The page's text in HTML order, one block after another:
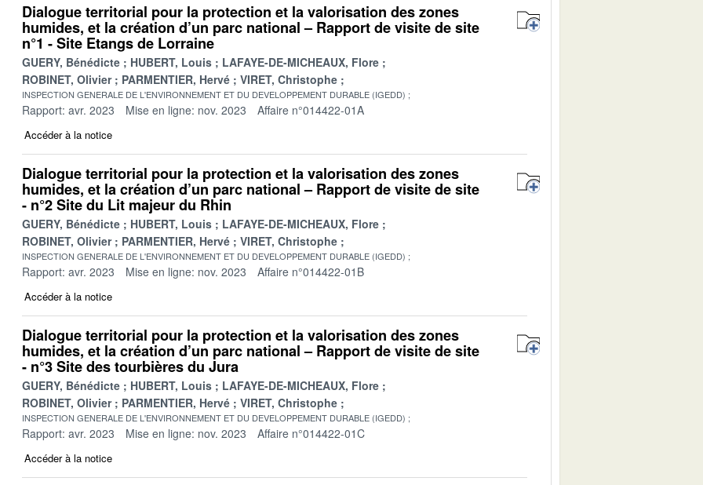
Dialogue territorial pour la protection et la valorisation des zones
humides, et la création d’un parc national – Rapport de visite de site
n°1 - Site Etangs de Lorraine
GUERY, Bénédicte HUBERT, Louis
LAFAYE-DE-MICHEAUX, Flore
ROBINET, Olivier
PARMENTIER, Hervé VIRET, Christophe
INSPECTION GENERALE DE L'ENVIRONNEMENT ET DU DEVELOPPEMENT DURABLE (IGEDD)
Rapport: avr. 2023 Mise en ligne: nov. 2023 Affaire n°014422-01A
Accéder à la notice
Dialogue territorial pour la protection et la valorisation des zones
humides, et la création d’un parc national – Rapport de visite de site
- n°2 Site du Lit majeur du Rhin
GUERY, Bénédicte HUBERT, Louis
LAFAYE-DE-MICHEAUX, Flore
ROBINET, Olivier
PARMENTIER, Hervé VIRET, Christophe
INSPECTION GENERALE DE L'ENVIRONNEMENT ET DU DEVELOPPEMENT DURABLE (IGEDD)
Rapport: avr. 2023 Mise en ligne: nov. 2023 Affaire n°014422-01B
Accéder à la notice
Dialogue territorial pour la protection et la valorisation des zones
humides, et la création d’un parc national – Rapport de visite de site
- n°3 Site des tourbières du Jura
GUERY, Bénédicte HUBERT, Louis
LAFAYE-DE-MICHEAUX, Flore
ROBINET, Olivier
PARMENTIER, Hervé VIRET, Christophe
INSPECTION GENERALE DE L'ENVIRONNEMENT ET DU DEVELOPPEMENT DURABLE (IGEDD)
Rapport: avr. 2023 Mise en ligne: nov. 2023 Affaire n°014422-01C
Accéder à la notice